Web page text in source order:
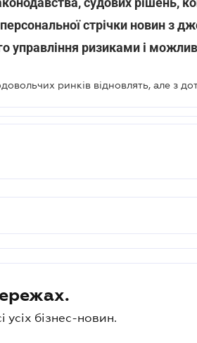
стрічки новин з
управління ризиками і
усіх бізнес-новин.